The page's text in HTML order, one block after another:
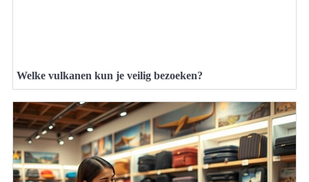
Welke vulkanen kun je veilig bezoeken?